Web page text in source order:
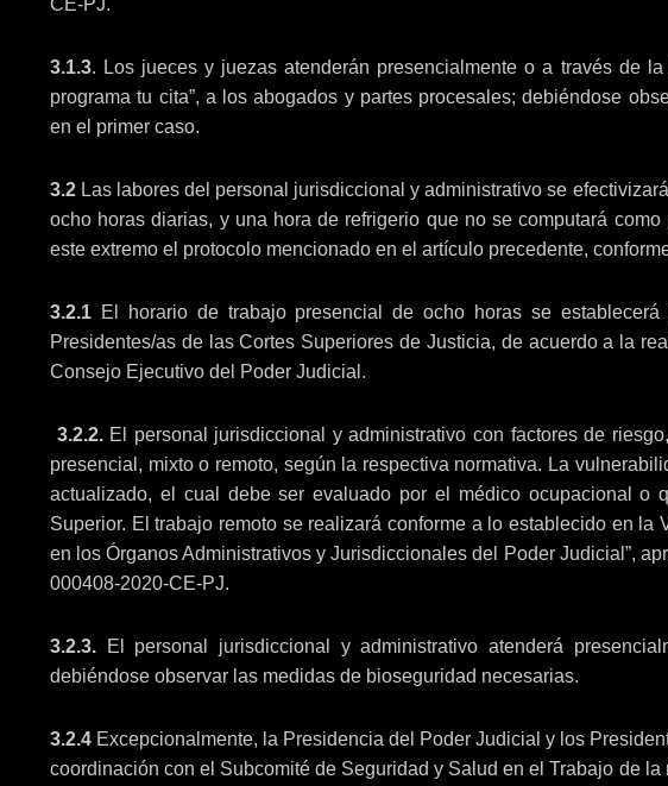
3.1.3. Los jueces y juezas atenderán presencialmente o a través de
programa tu cita”, a los abogados y partes procesales; debiéndose
en el primer caso.
3.2 Las labores del personal jurisdiccional y administrativo se
ocho horas diarias, y una hora de refrigerio que no se computará
este extremo el protocolo mencionado en el artículo precedente,
3.2.1 El horario de trabajo presencial de ocho horas se
Presidentes/as de las Cortes Superiores de Justicia, de acuerdo a la
Consejo Ejecutivo del Poder Judicial.
3.2.2.El personal jurisdiccional y administrativo con factores de
presencial, mixto o remoto, según la respectiva normativa. La
actualizado, el cual debe ser evaluado por el médico ocupacional o
Superior. El trabajo remoto se realizará conforme a lo establecido en la
en los Órganos Administrativos y Jurisdiccionales del Poder Judicial”,
000408-2020-CE-PJ.
3.2.3. El personal jurisdiccional y administrativo atenderá
debiéndose observar las medidas de bioseguridad necesarias.
3.2.4 Excepcionalmente, la Presidencia del Poder Judicial y los
coordinación con el Subcomité de Seguridad y Salud en el Trabajo de la